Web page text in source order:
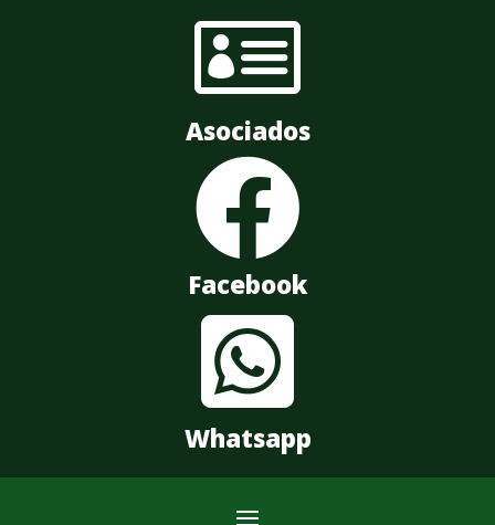

Asociados

Facebook

Whatsapp